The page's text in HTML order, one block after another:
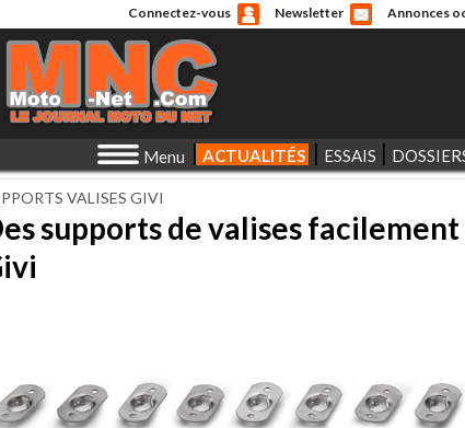
Connectez-vous Newsletter Annonces
Menu ACTUALITÉS ESSAIS
VALISES GIVI
supports de valises